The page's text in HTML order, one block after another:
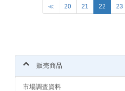
≪ 20 21 22(
c
)
23
販売商品
市場調査資料